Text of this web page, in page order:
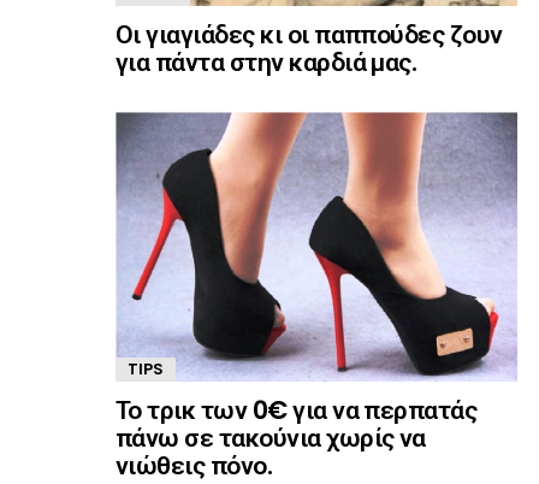
Οι γιαγιάδες κι οι παππούδες ζουν
για πάντα στην καρδιά μας.
TIPS
Το τρικ των 0€ για να περπατάς
πάνω σε τακούνια χωρίς να
νιώθεις πόνο.